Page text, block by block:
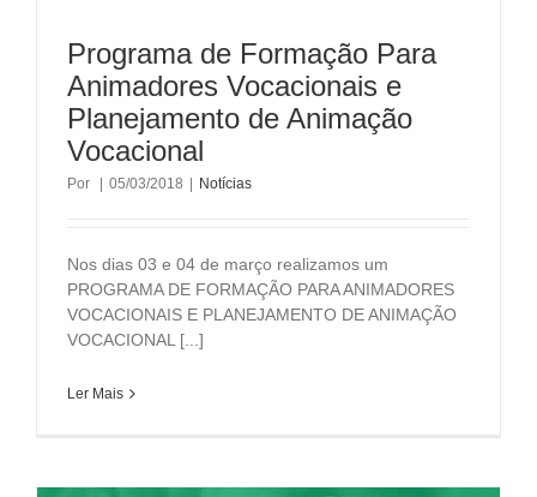
Programa de Formação Para
Animadores Vocacionais e
Planejamento de Animação
Vocacional
Por 05/03/2018 Notícias
Nos dias 03 e 04 de março realizamos um
PROGRAMA DE FORMAÇÃO PARA ANIMADORES
VOCACIONAIS E PLANEJAMENTO DE ANIMAÇÃO
VOCACIONAL [...]
Ler Mais